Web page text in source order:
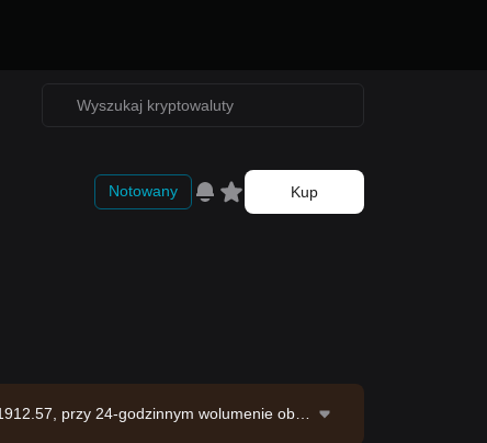
Notowany Kup
przy 24-godzinnym wolumenie obro